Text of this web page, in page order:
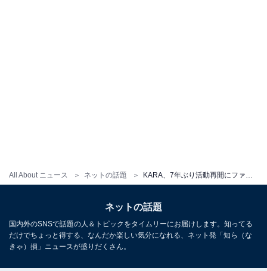
All About ニュース ネットの話題
ネットの話題
国内外のSNSで話題の人＆トピックをタイムリーにお届けします。知ってる
だけでちょっと得する、なんだか楽しい気分になれる、ネット発「知ら（な
きゃ）損」ニュースが盛りだくさん。